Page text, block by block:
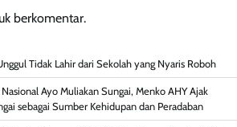
berkomentar.
Tidak Lahir dari Sekolah yang Nyaris Roboh
Ayo Muliakan Sungai, Menko AHY Ajak
sebagai Sumber Kehidupan dan Peradaban